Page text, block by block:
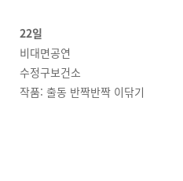
22일
비대면공연
수정구보건소
작품: 출동 반짝반짝 이닦기